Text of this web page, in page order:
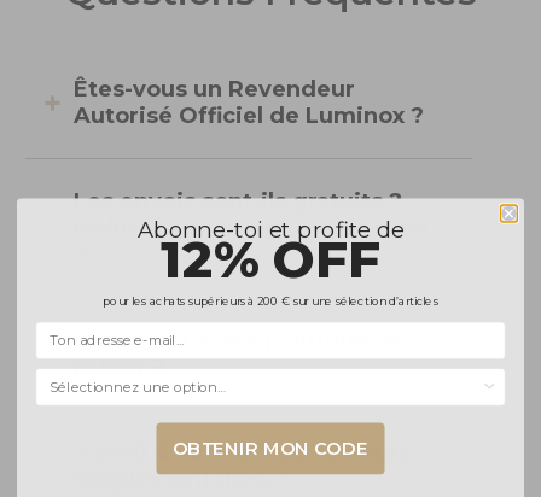
Êtes-vous un Revendeur
Autorisé Officiel de Luminox ?
Les envois sont-ils gratuits ?
Incluent-ils un numéro de suivi
Quelle est votre politique de
retour ?
Y a-t-il d’autres frais ou coûts
supplémentaires ?
Abonne-toi et profite de
12% OFF
pour les achats supérieurs à 200 € sur une sélection d’articles
OBTENIR MON CODE